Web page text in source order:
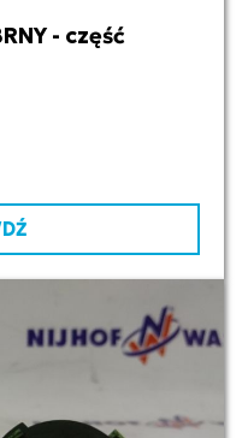
- część